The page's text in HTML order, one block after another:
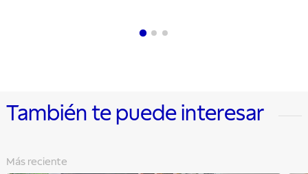
También te puede interesar
Más reciente